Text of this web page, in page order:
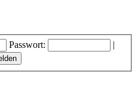
Passwort:
|